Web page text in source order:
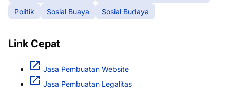
Politik
Sosial Buaya Sosial Budaya
Link Cepat
Jasa Pembuatan Website
Jasa Pembuatan Legalitas